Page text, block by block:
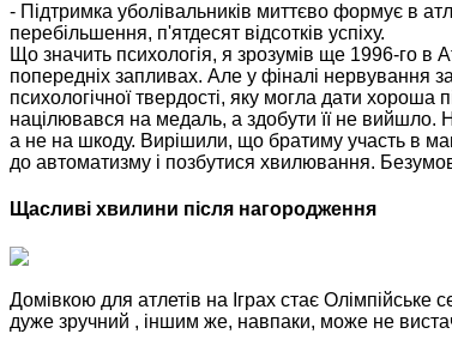
- Підтримка уболівальників миттєво формує в
перебільшення, п'ятдесят відсотків успіху.
Що значить психологія, я зрозумів ще 1996-го в
попередніх запливах. Але у фіналі нервування
психологічної твердості, яку могла дати
націлювався на медаль, а здобути її не вийшло.
а не на шкоду. Вирішили, що братиму участь в
до автоматизму і позбутися хвилювання.
Щасливі хвилини після нагородження
Домівкою для атлетів на Іграх стає
дуже зручний , іншим же, навпаки, може не